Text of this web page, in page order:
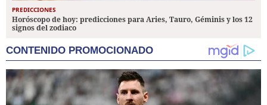
PREDICCIONES
Horóscopo de hoy: predicciones para Aries, Tauro, Géminis y los 12
signos del zodiaco
CONTENIDO PROMOCIONADO